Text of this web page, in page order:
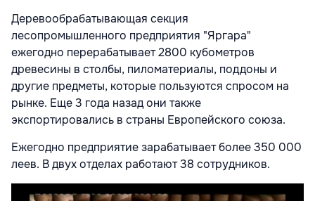
Деревообрабатывающая секция
лесопромышленного предприятия "Яргара"
ежегодно перерабатывает 2800 кубометров
древесины в столбы, пиломатериалы, поддоны и
другие предметы, которые пользуются спросом на
рынке. Еще 3 года назад они также
экспортировались в страны Европейского союза.
Ежегодно предприятие зарабатывает более 350 000
леев. В двух отделах работают 38 сотрудников.